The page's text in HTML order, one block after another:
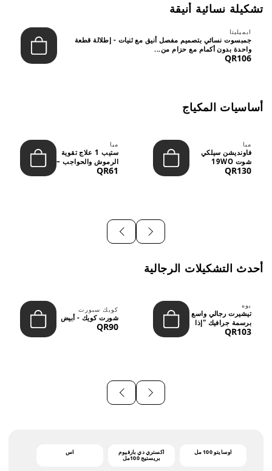
تشكيلة نسائية أنيقة
ايميليتا
جمبسوت نسائي بتصميم مفصل أنيق مع ثنيات - إطلالة قطعة
واحدة بدون أكمام مع حزام من...
QR106
أساسيات المكياج
ميا
فاونديشن سيلكي
شوت 19WO
ميديوم دارك بدرجة
QR130
ميا
ستيب 1 علاج تقوية
الرموش والحواجب –
12 مل
QR61
أحدث التشكيلات الرجالية
بوه
تيشيرت رجالي واسع
برسمة جرافيك "إذا
لم نُعجبك...
QR103
كويك سبورت
شورت كويك - أبيض
QR90
أوسايتو 100 مل
اكستري دي بارفيوم
بريستيج 100مل
اس